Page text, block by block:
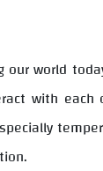
world
with